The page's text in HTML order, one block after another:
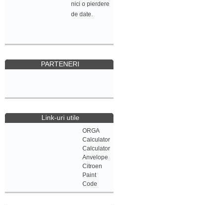
nici o pierdere
de date.
PARTENERI
Link-uri utile
ORGA
Calculator
Calculator
Anvelope
Citroen
Paint
Code